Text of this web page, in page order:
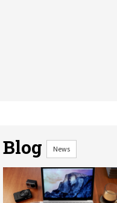
Blog News